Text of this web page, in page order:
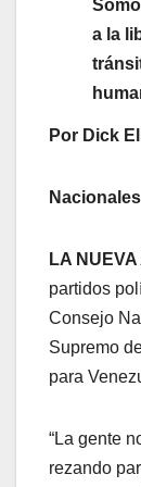
a la
Por Dick
Nacionales
LA
partidos
Consejo
Supremo
para
“La gente
rezando